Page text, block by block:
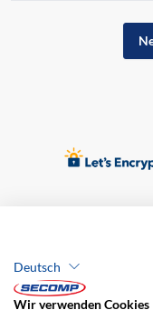
Deutsch
Wir verwenden Cookies